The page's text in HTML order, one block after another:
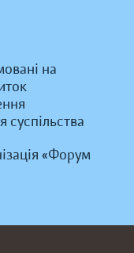
на
суспільства
«Форум